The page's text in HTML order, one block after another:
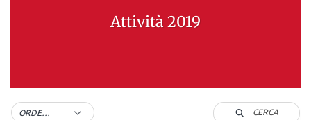
Attività 2019
ORDER BY DEFAULT CERCA